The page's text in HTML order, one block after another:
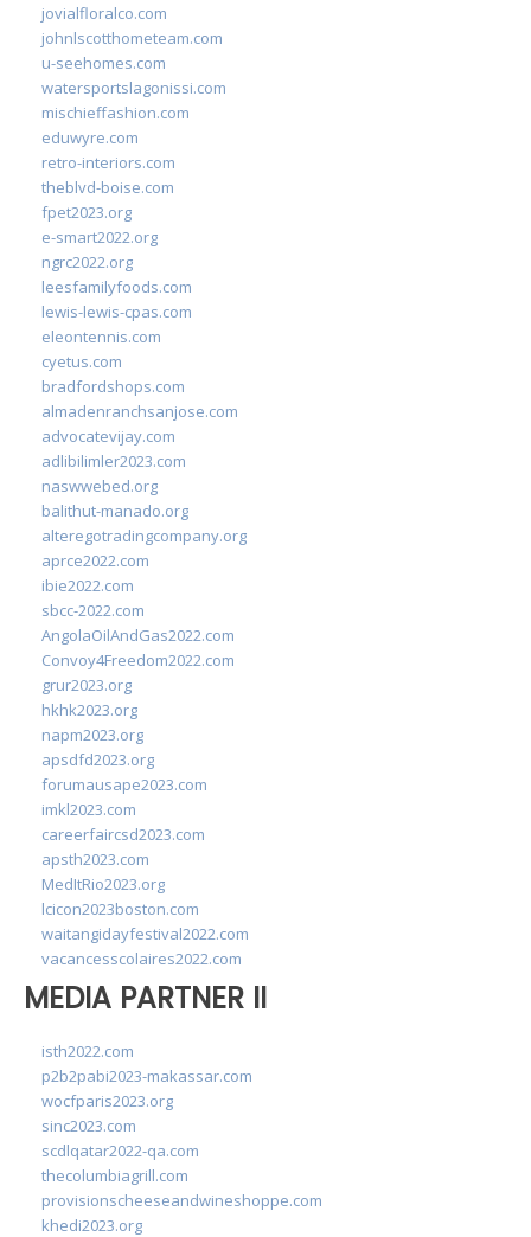
jovialfloralco.com
johnlscotthometeam.com
u-seehomes.com
watersportslagonissi.com
mischieffashion.com
eduwyre.com
retro-interiors.com
theblvd-boise.com
fpet2023.org
e-smart2022.org
ngrc2022.org
leesfamilyfoods.com
lewis-lewis-cpas.com
eleontennis.com
cyetus.com
bradfordshops.com
almadenranchsanjose.com
advocatevijay.com
adlibilimler2023.com
naswwebed.org
balithut-manado.org
alteregotradingcompany.org
aprce2022.com
ibie2022.com
sbcc-2022.com
AngolaOilAndGas2022.com
Convoy4Freedom2022.com
grur2023.org
hkhk2023.org
napm2023.org
apsdfd2023.org
forumausape2023.com
imkl2023.com
careerfaircsd2023.com
apsth2023.com
MedItRio2023.org
lcicon2023boston.com
waitangidayfestival2022.com
vacancesscolaires2022.com
MEDIA PARTNER II
isth2022.com
p2b2pabi2023-makassar.com
wocfparis2023.org
sinc2023.com
scdlqatar2022-qa.com
thecolumbiagrill.com
provisionscheeseandwineshoppe.com
khedi2023.org